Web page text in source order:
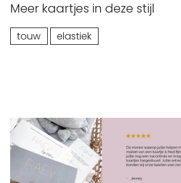
Meer kaartjes in deze stijl
touw elastiek